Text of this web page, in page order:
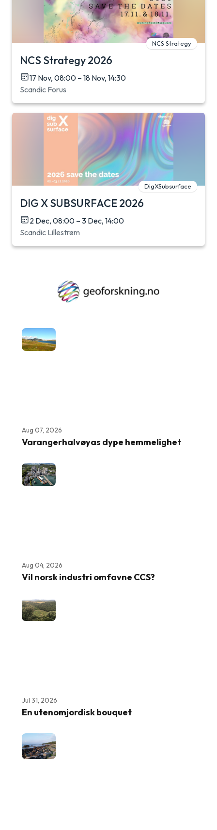
NCS Strategy
NCS Strategy 2026
17 Nov, 08:00 – 18 Nov, 14:30
Scandic Forus
DigXSubsurface
DIG X SUBSURFACE 2026
2 Dec, 08:00 – 3 Dec, 14:00
Scandic Lillestrøm
Aug 07, 2026
Varangerhalvøyas dype hemmelighet
Aug 04, 2026
Vil norsk industri omfavne CCS?
Jul 31, 2026
En utenomjordisk bouquet